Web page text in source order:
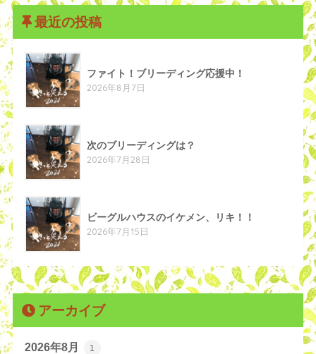
最近の投稿
ファイト！ブリーディング応援中！
2026年8月7日
次のブリーディングは？
2026年7月28日
ビーグルハウスのイケメン、リキ！！
2026年7月15日
アーカイブ
2026年8月 1